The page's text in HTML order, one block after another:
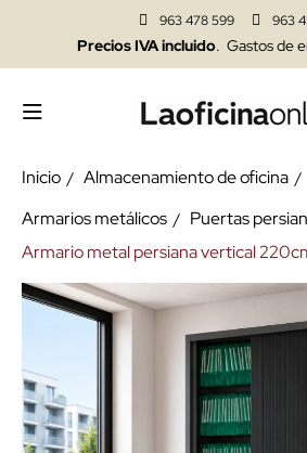
963 478 599 963
Precios IVA incluido. Gastos de
Inicio
Almacenamiento de oficina
Armarios metálicos
Puertas
Armario metal persiana vertical